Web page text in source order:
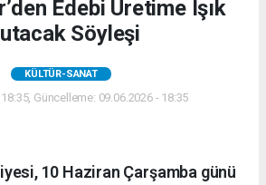
Edebi Üretime Işık
Söyleşi
KÜLTÜR-SANAT
Güncelleme: 09.06.2026 - 18:35
10 Haziran Çarşamba günü